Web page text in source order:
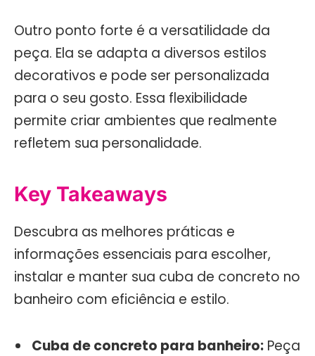
Outro ponto forte é a versatilidade da
peça. Ela se adapta a diversos estilos
decorativos e pode ser personalizada
para o seu gosto. Essa flexibilidade
permite criar ambientes que realmente
refletem sua personalidade.
Key Takeaways
Descubra as melhores práticas e
informações essenciais para escolher,
instalar e manter sua cuba de concreto no
banheiro com eficiência e estilo.
Cuba de concreto para banheiro: Peça